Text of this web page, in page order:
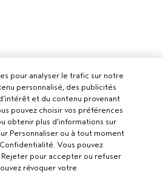
pour analyser le trafic sur notre
personnalisé, des publicités
et du contenu provenant
pouvez choisir vos préférences
obtenir plus d'informations sur
Personnaliser ou à tout moment
Vous pouvez
pour accepter ou refuser
révoquer votre